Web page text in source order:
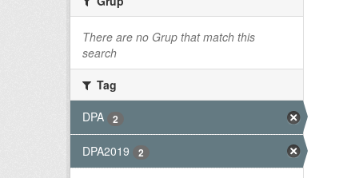
There are no Grup that match this
search
Tag
DPA
2
DPA2019 2